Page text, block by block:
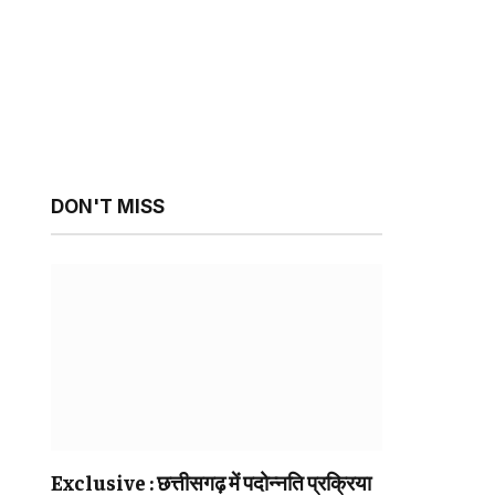
DON'T MISS
Exclusive : छत्तीसगढ़ में पदोन्नति प्रक्रिया